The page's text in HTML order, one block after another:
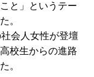
と」というテー
。
会人女性が登壇
校生からの進路
。